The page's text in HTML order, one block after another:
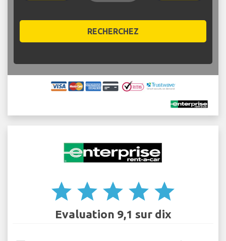
RECHERCHEZ
star star star star star
Evaluation 9,1 sur dix